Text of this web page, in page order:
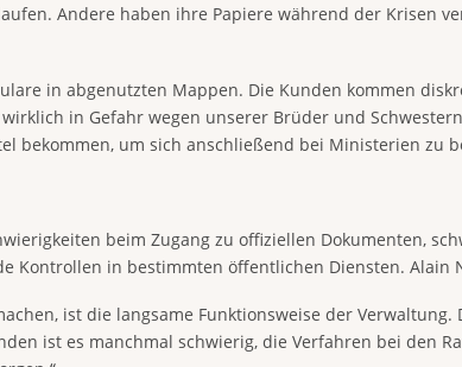
Andere haben ihre Papiere während der Krisen
in abgenutzten Mappen. Die Kunden kommen
in Gefahr wegen unserer Brüder und
bekommen, um sich anschließend bei Ministerien zu
beim Zugang zu offiziellen Dokumenten,
Kontrollen in bestimmten öffentlichen Diensten. Alain
ist die langsame Funktionsweise der Verwaltung.
ist es manchmal schwierig, die Verfahren bei den